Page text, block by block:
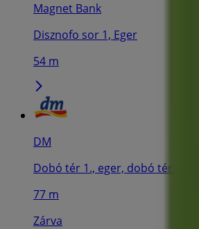
Magnet Bank
Disznofo sor 1, Eger
54 m
DM
Dobó tér 1., eger, dobó tér 1.,
77 m
Zárva